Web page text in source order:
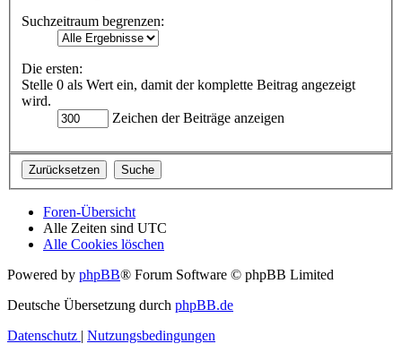
Suchzeitraum begrenzen:
Die ersten:
Stelle 0 als Wert ein, damit der komplette Beitrag angezeigt
wird.
Zeichen der Beiträge anzeigen
Foren-Übersicht
Alle Zeiten sind UTC
Alle Cookies löschen
Powered by phpBB® Forum Software © phpBB Limited
Deutsche Übersetzung durch phpBB.de
Datenschutz | Nutzungsbedingungen